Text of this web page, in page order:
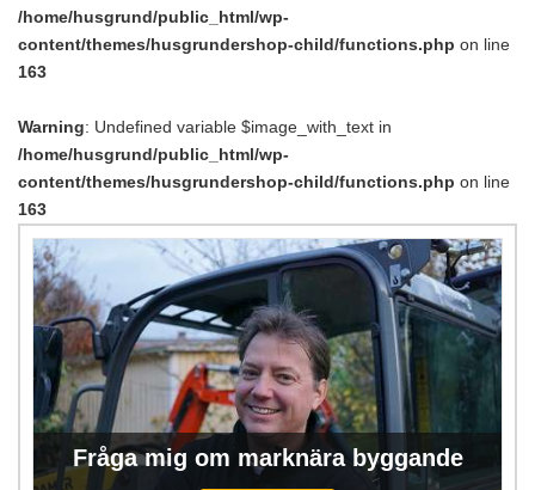
/home/husgrund/public_html/wp-
content/themes/husgrundershop-child/functions.php on line
163
Warning: Undefined variable $image_with_text in
/home/husgrund/public_html/wp-
content/themes/husgrundershop-child/functions.php on line
163
Fråga mig om marknära byggande